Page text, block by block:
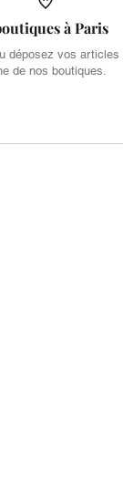
à Paris
déposez vos articles
de nos boutiques.